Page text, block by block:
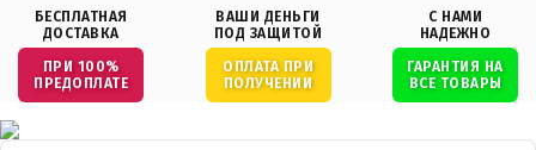
БЕСПЛАТНАЯ
ДОСТАВКА
ПРИ 100%
ПРЕДОПЛАТЕ
ВАШИ ДЕНЬГИ
ПОД ЗАЩИТОЙ
ОПЛАТА ПРИ
ПОЛУЧЕНИИ
С НАМИ
НАДЕЖНО
ГАРАНТИЯ НА
ВСЕ ТОВАРЫ